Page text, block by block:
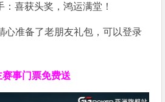
喜获头奖，鸿运满堂！
心准备了老朋友礼包，可以登录
赛事门票免费送